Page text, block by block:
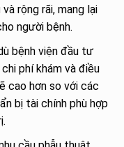
rộng rãi, mang lại
người bệnh.
bệnh viện đầu tư
phí khám và điều
cao hơn so với các
bị tài chính phù hợp